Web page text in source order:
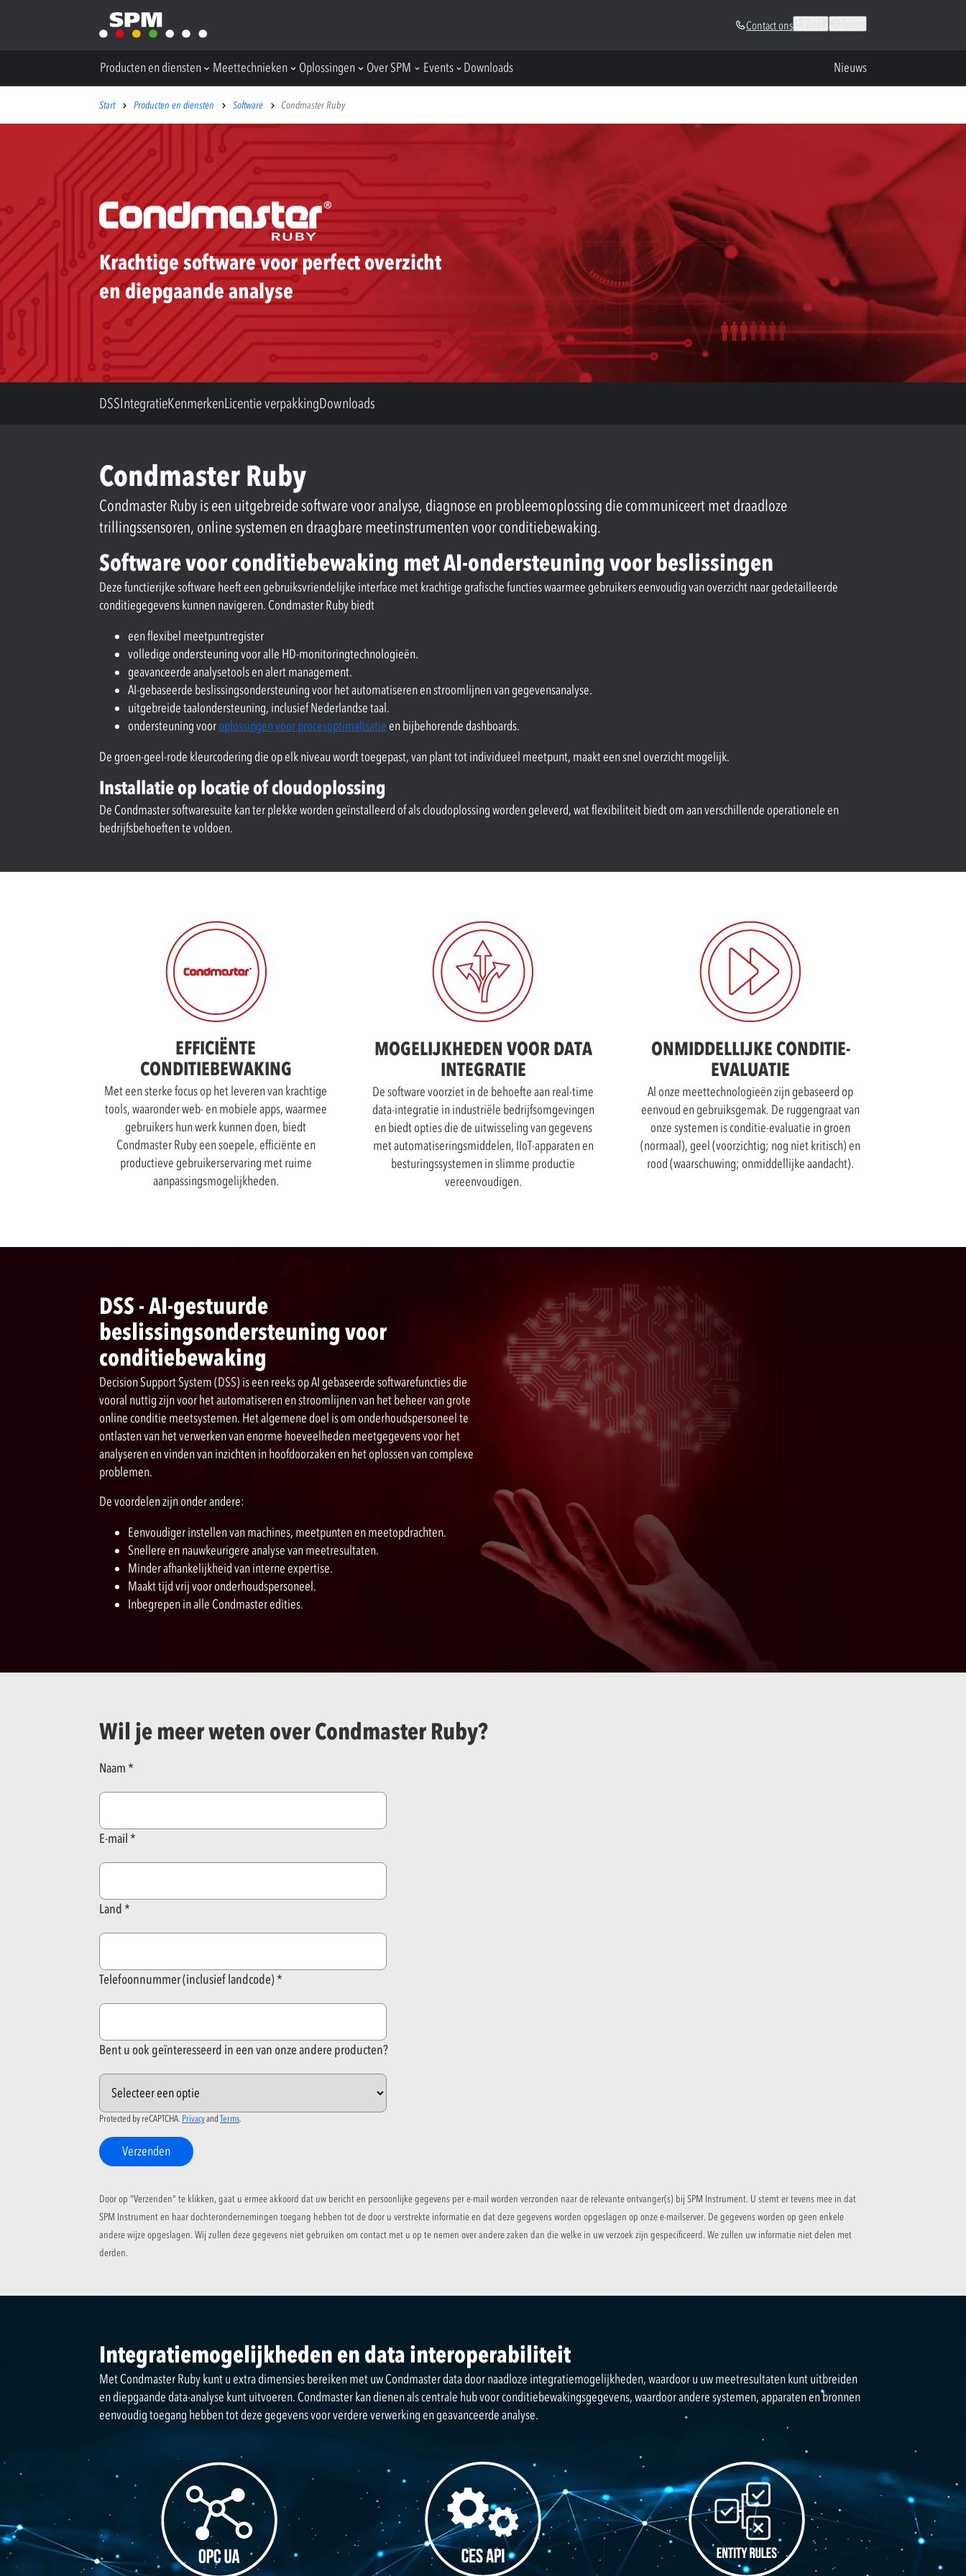
Contact ons
Producten en diensten Meettechnieken Oplossingen Over SPM Events Downloads Nieuws
Start Producten en diensten Software Condmaster Ruby
Krachtige software voor perfect overzicht
en diepgaande analyse
DSSIntegratieKenmerkenLicentie verpakkingDownloads
Condmaster Ruby
Condmaster Ruby is een uitgebreide software voor analyse, diagnose en probleemoplossing die communiceert met draadloze
trillingssensoren, online systemen en draagbare meetinstrumenten voor conditiebewaking.
Software voor conditiebewaking met AI-ondersteuning voor beslissingen
Deze functierijke software heeft een gebruiksvriendelijke interface met krachtige grafische functies waarmee gebruikers eenvoudig van overzicht naar gedetailleerde
conditiegegevens kunnen navigeren. Condmaster Ruby biedt
een flexibel meetpuntregister
volledige ondersteuning voor alle HD-monitoringtechnologieën.
geavanceerde analysetools en alert management.
AI-gebaseerde beslissingsondersteuning voor het automatiseren en stroomlijnen van gegevensanalyse.
uitgebreide taalondersteuning, inclusief Nederlandse taal.
ondersteuning vooroplossingen voor procesoptimalisatieen bijbehorende dashboards.
De groen-geel-rode kleurcodering die op elk niveau wordt toegepast, van plant tot individueel meetpunt, maakt een snel overzicht mogelijk.
Installatie op locatie of cloudoplossing
De Condmaster softwaresuite kan ter plekke worden geïnstalleerd of als cloudoplossing worden geleverd, wat flexibiliteit biedt om aan verschillende operationele en
bedrijfsbehoeften te voldoen.
EFFICIËNTE
CONDITIEBEWAKING
Met een sterke focus op het leveren van krachtige
tools, waaronder web- en mobiele apps, waarmee
gebruikers hun werk kunnen doen, biedt
Condmaster Ruby een soepele, efficiënte en
productieve gebruikerservaring met ruime
aanpassingsmogelijkheden.
MOGELIJKHEDEN VOOR DATA
INTEGRATIE
De software voorziet in de behoefte aan real-time
data-integratie in industriële bedrijfsomgevingen
en biedt opties die de uitwisseling van gegevens
met automatiseringsmiddelen, IIoT-apparaten en
besturingssystemen in slimme productie
vereenvoudigen.
ONMIDDELLIJKE CONDITIE-
EVALUATIE
Al onze meettechnologieën zijn gebaseerd op
eenvoud en gebruiksgemak. De ruggengraat van
onze systemen is conditie-evaluatie in groen
(normaal), geel (voorzichtig; nog niet kritisch) en
rood (waarschuwing; onmiddellijke aandacht).
DSS - AI-gestuurde
beslissingsondersteuning voor
conditiebewaking
Decision Support System (DSS) is een reeks op AI gebaseerde softwarefuncties die
vooral nuttig zijn voor het automatiseren en stroomlijnen van het beheer van grote
online conditie meetsystemen. Het algemene doel is om onderhoudspersoneel te
ontlasten van het verwerken van enorme hoeveelheden meetgegevens voor het
analyseren en vinden van inzichten in hoofdoorzaken en het oplossen van complexe
problemen.
De voordelen zijn onder andere:
Eenvoudiger instellen van machines, meetpunten en meetopdrachten.
Snellere en nauwkeurigere analyse van meetresultaten.
Minder afhankelijkheid van interne expertise.
Maakt tijd vrij voor onderhoudspersoneel.
Inbegrepen in alle Condmaster edities.
Wil je meer weten over Condmaster Ruby?
Naam
E-mail
Land
Telefoonnummer (inclusief landcode)
Bent u ook geïnteresseerd in een van onze andere producten?
Protected by reCAPTCHA. Privacyand Terms.
Verzenden
Door op "Verzenden" te klikken, gaat u ermee akkoord dat uw bericht en persoonlijke gegevens per e-mail worden verzonden naar de relevante ontvanger(s) bij SPM Instrument. U stemt er tevens mee in dat
SPM Instrument en haar dochterondernemingen toegang hebben tot de door u verstrekte informatie en dat deze gegevens worden opgeslagen op onze e-mailserver. De gegevens worden op geen enkele
andere wijze opgeslagen. Wij zullen deze gegevens niet gebruiken om contact met u op te nemen over andere zaken dan die welke in uw verzoek zijn gespecificeerd. We zullen uw informatie niet delen met
derden.
Integratiemogelijkheden en data interoperabiliteit
Met Condmaster Ruby kunt u extra dimensies bereiken met uw Condmaster data door naadloze integratiemogelijkheden, waardoor u uw meetresultaten kunt uitbreiden
en diepgaande data-analyse kunt uitvoeren. Condmaster kan dienen als centrale hub voor conditiebewakingsgegevens, waardoor andere systemen, apparaten en bronnen
eenvoudig toegang hebben tot deze gegevens voor verdere verwerking en geavanceerde analyse.